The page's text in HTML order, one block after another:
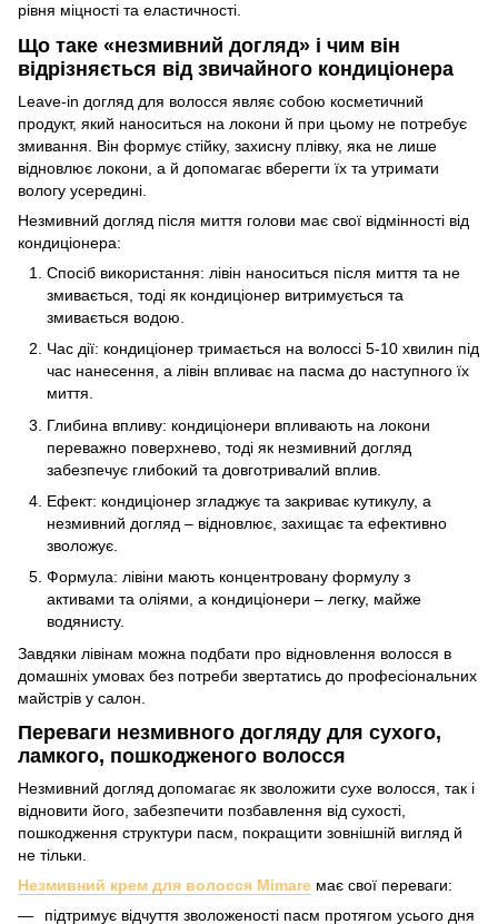
рівня міцності та еластичності.
Що таке «незмивний догляд» і чим він
відрізняється від звичайного кондиціонера
Leave-in догляд для волосся являє собою косметичний
продукт, який наноситься на локони й при цьому не потребує
змивання. Він формує стійку, захисну плівку, яка не лише
відновлює локони, а й допомагає вберегти їх та утримати
вологу усередині.
Незмивний догляд після миття голови має свої відмінності від
кондиціонера:
Спосіб використання: лівін наноситься після миття та не
змивається, тоді як кондиціонер витримується та
змивається водою.
Час дії: кондиціонер тримається на волоссі 5-10 хвилин під
час нанесення, а лівін впливає на пасма до наступного їх
миття.
Глибина впливу: кондиціонери впливають на локони
переважно поверхнево, тоді як незмивний догляд
забезпечує глибокий та довготривалий вплив.
Ефект: кондиціонер згладжує та закриває кутикулу, а
незмивний догляд – відновлює, захищає та ефективно
зволожує.
Формула: лівіни мають концентровану формулу з
активами та оліями, а кондиціонери – легку, майже
водянисту.
Завдяки лівінам можна подбати про відновлення волосся в
домашніх умовах без потреби звертатись до професіональних
майстрів у салон.
Переваги незмивного догляду для сухого,
ламкого, пошкодженого волосся
Незмивний догляд допомагає як зволожити сухе волосся, так і
відновити його, забезпечити позбавлення від сухості,
пошкодження структури пасм, покращити зовнішній вигляд й
не тільки.
Незмивний крем для волосся Mimare має свої переваги:
підтримує відчуття зволоженості пасм протягом усього дня